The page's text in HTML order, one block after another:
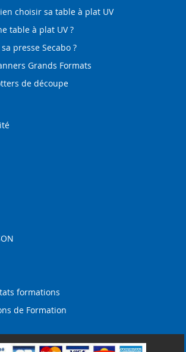
choisir sa table à plat UV
table à plat UV ?
presse Secabo ?
Grands Formats
de découpe
formations
de Formation